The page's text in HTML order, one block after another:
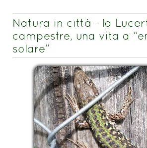
Natura in città - la
campestre, una vita a
solare”